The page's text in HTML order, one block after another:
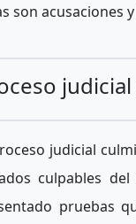
son acusaciones
judicial
culpables
pruebas